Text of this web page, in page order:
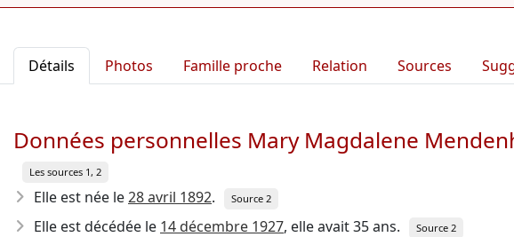
Détails Photos Famille proche Relation Sources
Données personnelles Mary Magdalene
Les sources 1, 2
Elle est née le28 avril 1892. Source 2
Elle est décédée le 14 décembre 1927, elle avait 35 ans. Source 2